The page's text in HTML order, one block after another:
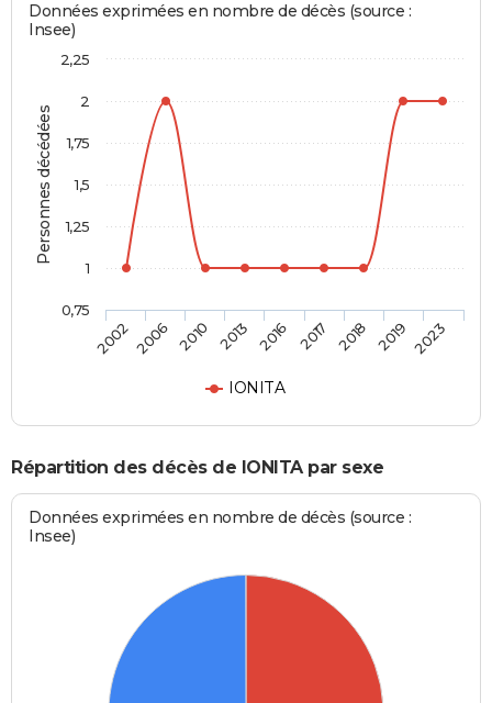
Personnes décédées
Données exprimées en nombre de décès (source :
Insee)
IONITA
20022006 2010 2013 2016 2017 2018 2019 2023
0,75
1
1,25
1,5
1,75
2
2,25
Répartition des décès de IONITA par sexe
Données exprimées en nombre de décès (source :
Insee)